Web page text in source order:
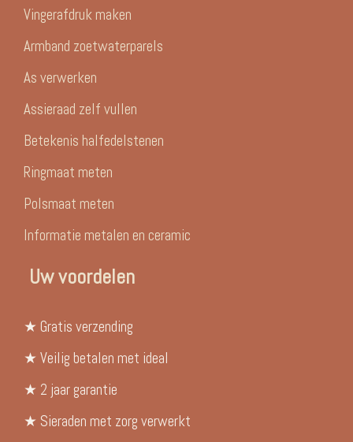
Vingerafdruk maken
Armband zoetwaterparels
As verwerken
Assieraad zelf vullen
Betekenis halfedelstenen
Ringmaat meten
Polsmaat meten
Informatie metalen en ceramic
Uw voordelen
★ Gratis verzending
★ Veilig betalen met ideal
★ 2 jaar garantie
★ Sieraden met zorg verwerkt